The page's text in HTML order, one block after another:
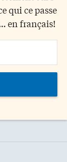
qui ce passe
en français!